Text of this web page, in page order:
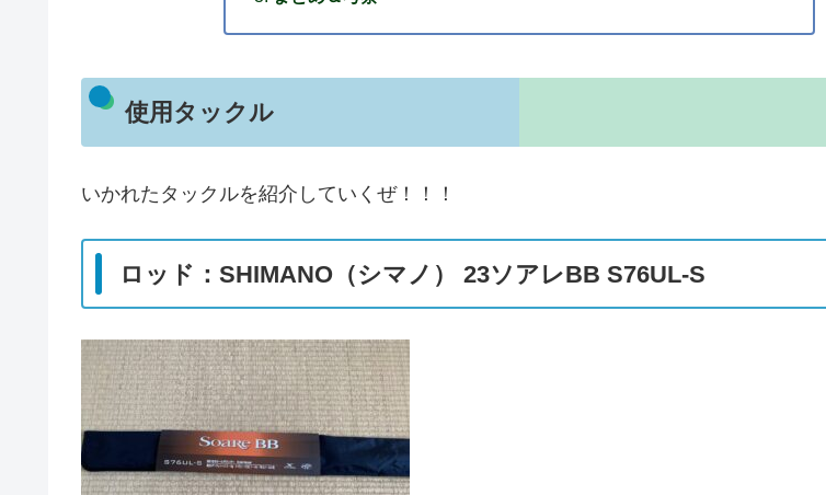
使用タックル
いかれたタックルを紹介していくぜ！！！
ロッド：SHIMANO（シマノ） 23ソアレBB S76UL-S